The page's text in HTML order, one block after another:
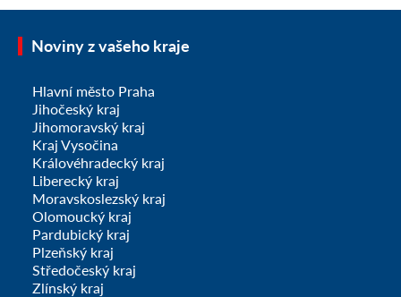
Noviny z vašeho kraje
Hlavní město Praha
Jihočeský kraj
Jihomoravský kraj
Kraj Vysočina
Královéhradecký kraj
Liberecký kraj
Moravskoslezský kraj
Olomoucký kraj
Pardubický kraj
Plzeňský kraj
Středočeský kraj
Zlínský kraj